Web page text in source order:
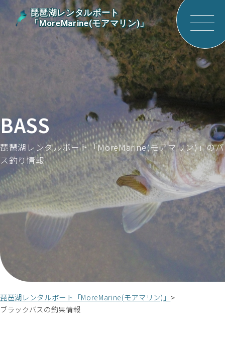
琵琶湖レンタルボート
「MoreMarine(モアマリン)」
BASS
琵琶湖レンタルボート「MoreMarine(モアマリン)」のバ
ス釣り情報
琵琶湖レンタルボート「MoreMarine(モアマリン)」
ブラックバスの釣果情報
サイ
ニュ
ーを
開く